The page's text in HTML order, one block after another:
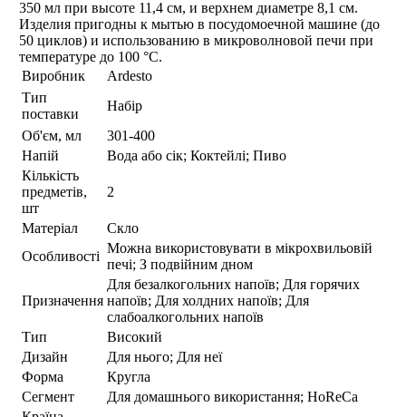
350 мл при высоте 11,4 см, и верхнем диаметре 8,1 см.
Изделия пригодны к мытью в посудомоечной машине (до
50 циклов) и использованию в микроволновой печи при
температуре до 100 °С.
Виробник
Ardesto
Тип
поставки
Набір
Об'єм, мл
301-400
Напій
Вода або сік; Коктейлі; Пиво
Кількість
предметів,
шт
2
Матеріал
Скло
Особливості
Можна використовувати в мікрохвильовій
печі; З подвійним дном
Призначення
Для безалкогольних напоїв; Для горячих
напоїв; Для холдних напоїв; Для
слабоалкогольних напоїв
Тип
Високий
Дизайн
Для нього; Для неї
Форма
Кругла
Сегмент
Для домашнього використання; HoReCa